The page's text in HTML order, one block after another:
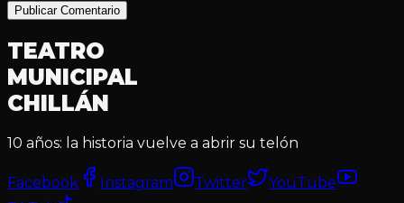
Publicar Comentario
TEATRO
MUNICIPAL
CHILLÁN
10 años: la historia vuelve a abrir su telón
Facebook Instagram Twitter
YouTube